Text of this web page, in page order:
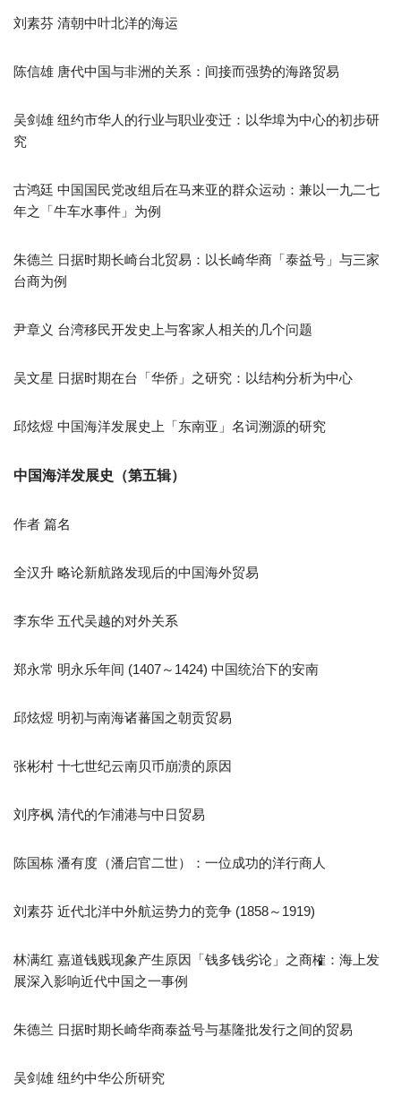
刘素芬 清朝中叶北洋的海运
陈信雄 唐代中国与非洲的关系：间接而强势的海路贸易
吴剑雄 纽约市华人的行业与职业变迁：以华埠为中心的初步研
究
古鸿廷 中国国民党改组后在马来亚的群众运动：兼以一九二七
年之「牛车水事件」为例
朱德兰 日据时期长崎台北贸易：以长崎华商「泰益号」与三家
台商为例
尹章义 台湾移民开发史上与客家人相关的几个问题
吴文星 日据时期在台「华侨」之研究：以结构分析为中心
邱炫煜 中国海洋发展史上「东南亚」名词溯源的研究
中国海洋发展史（第五辑）
作者 篇名
全汉升 略论新航路发现后的中国海外贸易
李东华 五代吴越的对外关系
郑永常 明永乐年间 (1407～1424) 中国统治下的安南
邱炫煜 明初与南海诸蕃国之朝贡贸易
张彬村 十七世纪云南贝币崩溃的原因
刘序枫 清代的乍浦港与中日贸易
陈国栋 潘有度（潘启官二世）：一位成功的洋行商人
刘素芬 近代北洋中外航运势力的竞争 (1858～1919)
林满红 嘉道钱贱现象产生原因「钱多钱劣论」之商榷：海上发
展深入影响近代中国之一事例
朱德兰 日据时期长崎华商泰益号与基隆批发行之间的贸易
吴剑雄 纽约中华公所研究